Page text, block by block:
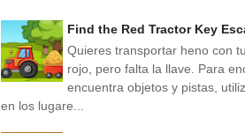
Find the Red Tractor Key
Quieres transportar heno con
rojo, pero falta la llave. Para
encuentra objetos y pistas,
en los lugare...